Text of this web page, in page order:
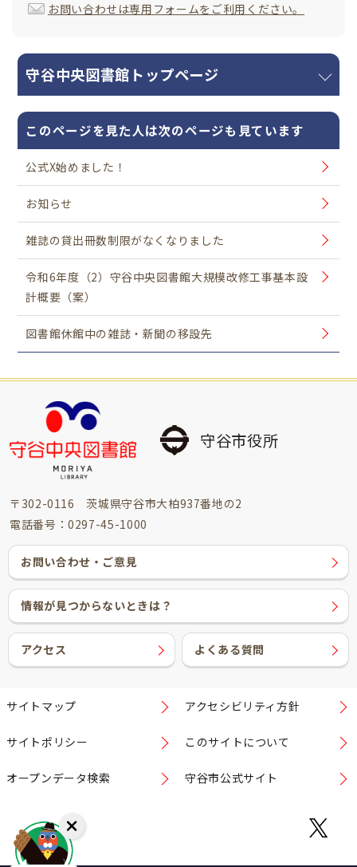
お問い合わせは専用フォームをご利用ください。
守谷中央図書館トップページ
このページを見た人は次のページも見ています
公式X始めました！
お知らせ
雑誌の貸出冊数制限がなくなりました
令和6年度（2）守谷中央図書館大規模改修工事基本設
計概要（案）
図書館休館中の雑誌・新聞の移設先
守谷市役所
〒302-0116 茨城県守谷市大柏937番地の2
電話番号：0297-45-1000
お問い合わせ・ご意見
情報が見つからないときは？
アクセス よくある質問
サイトマップ アクセシビリティ方針
サイトポリシー このサイトについて
オープンデータ検索 守谷市公式サイト